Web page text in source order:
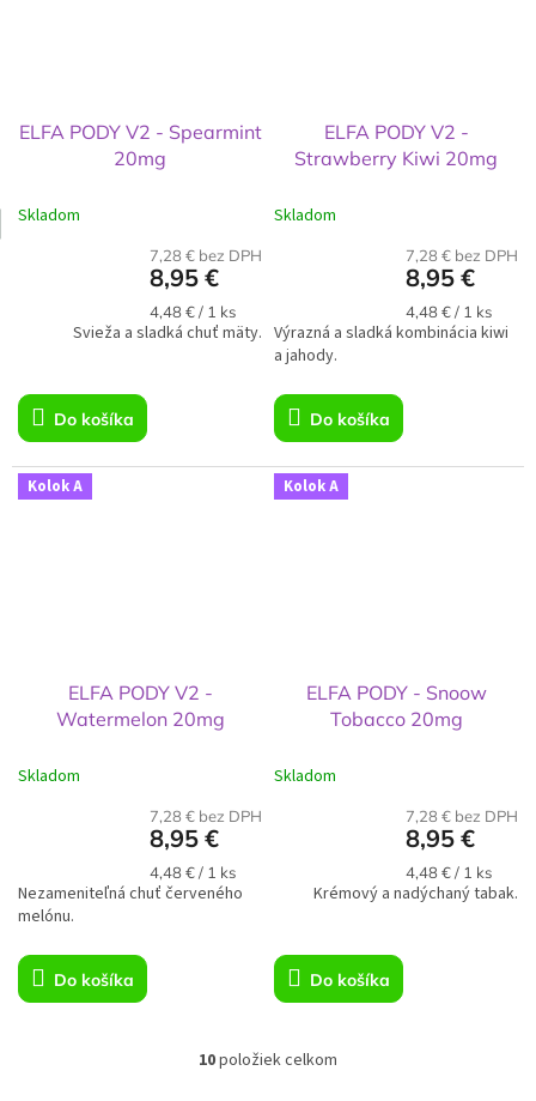
ELFA PODY V2 - Spearmint
20mg
Skladom
7,28 € bez DPH
8,95 €
Jednotková
cena:
4,48 € / 1 ks
Do košíka
Svieža a sladká chuť mäty.
ELFA PODY V2 -
Strawberry Kiwi 20mg
Skladom
7,28 € bez DPH
8,95 €
Jednotková
cena:
4,48 € / 1 ks
Do košíka
Výrazná a sladká kombinácia kiwi
a jahody.
Kolok A
ELFA PODY V2 -
Watermelon 20mg
Skladom
7,28 € bez DPH
8,95 €
Jednotková
cena:
4,48 € / 1 ks
Do košíka
Nezameniteľná chuť červeného
melónu.
Kolok A
ELFA PODY - Snoow
Tobacco 20mg
Skladom
7,28 € bez DPH
8,95 €
Jednotková
cena:
4,48 € / 1 ks
Do košíka
Krémový a nadýchaný tabak.
O
10položiek celkom